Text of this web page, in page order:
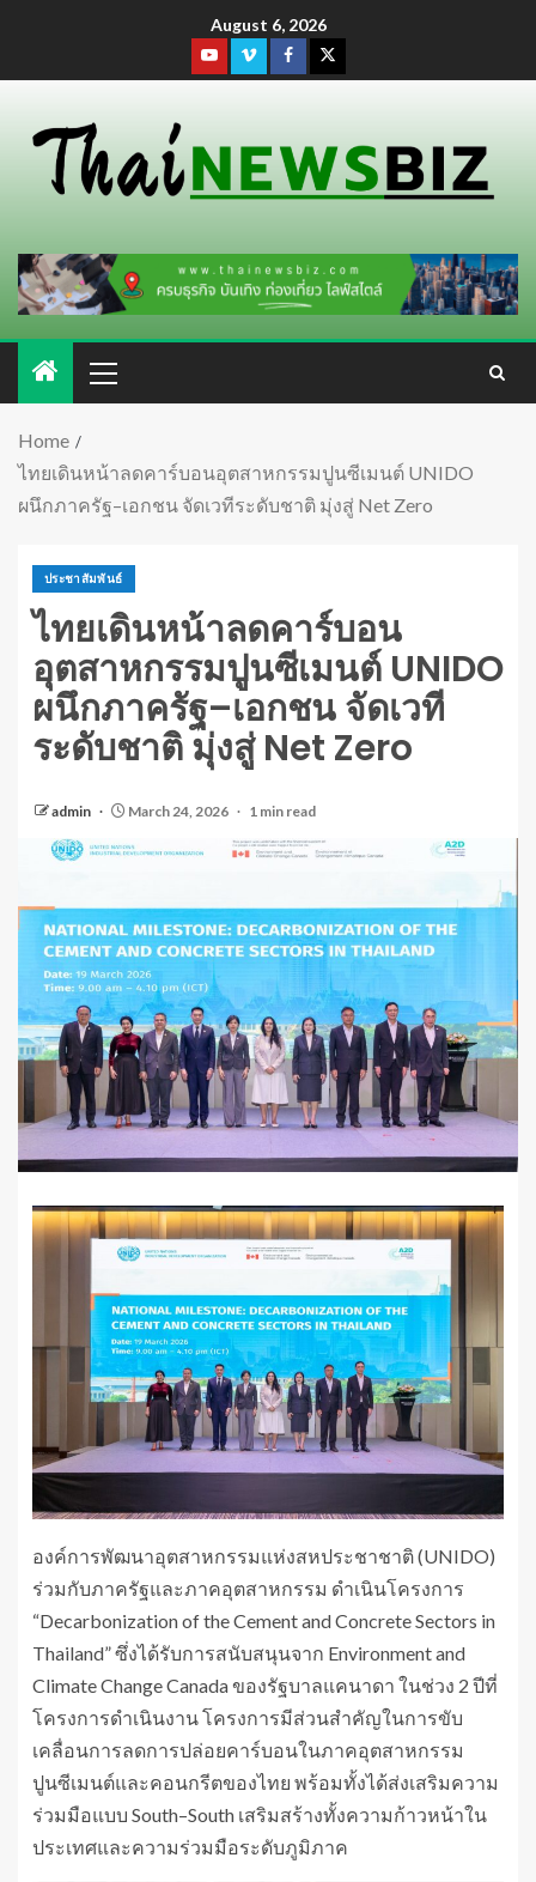
August 6, 2026
Home
ไทยเดินหน้าลดคาร์บอนอุตสาหกรรมปูนซีเมนต์ UNIDO
ผนึกภาครัฐ–เอกชน จัดเวทีระดับชาติ มุ่งสู่ Net Zero
ประชาสัมพันธ์
ไทยเดินหน้าลดคาร์บอน
อุตสาหกรรมปูนซีเมนต์ UNIDO
ผนึกภาครัฐ–เอกชน จัดเวที
ระดับชาติ มุ่งสู่ Net Zero
admin March 24, 2026 1 min read
องค์การพัฒนาอุตสาหกรรมแห่งสหประชาชาติ (UNIDO)
ร่วมกับภาครัฐและภาคอุตสาหกรรม ดำเนินโครงการ
“Decarbonization of the Cement and Concrete Sectors in
Thailand” ซึ่งได้รับการสนับสนุนจาก Environment and
Climate Change Canada ของรัฐบาลแคนาดา ในช่วง 2 ปีที่
โครงการดำเนินงาน โครงการมีส่วนสำคัญในการขับ
เคลื่อนการลดการปล่อยคาร์บอนในภาคอุตสาหกรรม
ปูนซีเมนต์และคอนกรีตของไทย พร้อมทั้งได้ส่งเสริมความ
ร่วมมือแบบ South–South เสริมสร้างทั้งความก้าวหน้าใน
ประเทศและความร่วมมือระดับภูมิภาค